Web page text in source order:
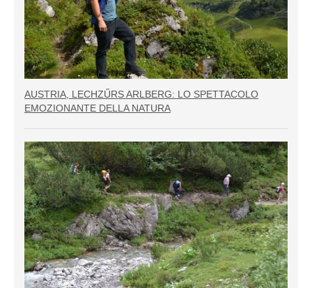
AUSTRIA, LECHZŰRS ARLBERG: LO SPETTACOLO
EMOZIONANTE DELLA NATURA